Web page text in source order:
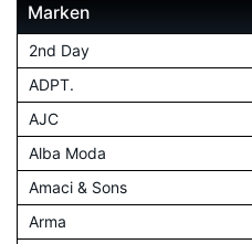
Marken
2nd Day
ADPT.
AJC
Alba Moda
Amaci & Sons
Arma